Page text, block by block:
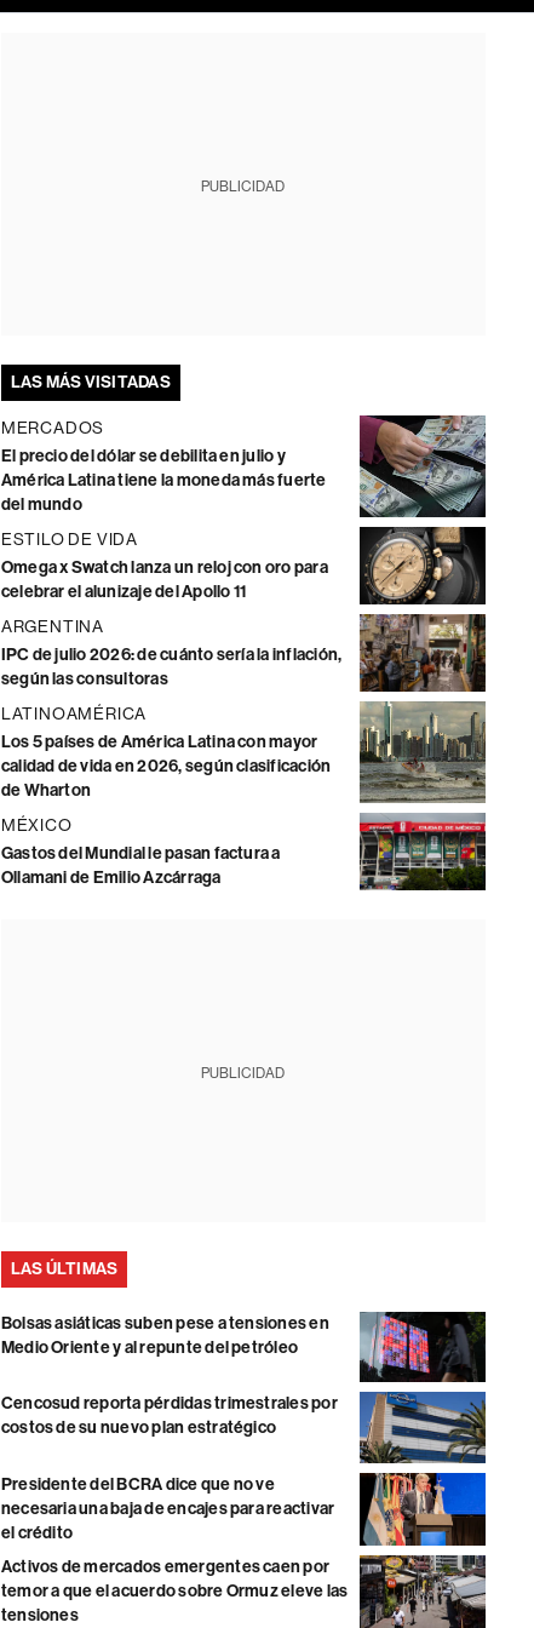
PUBLICIDAD
LAS MÁS VISITADAS
MERCADOS
El precio del dólar se debilita en julio y
América Latina tiene la moneda más fuerte
del mundo
ESTILO DE VIDA
Omega x Swatch lanza un reloj con oro para
celebrar el alunizaje del Apollo 11
ARGENTINA
IPC de julio 2026: de cuánto sería la inflación,
según las consultoras
LATINOAMÉRICA
Los 5 países de América Latina con mayor
calidad de vida en 2026, según clasificación
de Wharton
MÉXICO
Gastos del Mundial le pasan factura a
Ollamani de Emilio Azcárraga
PUBLICIDAD
LAS ÚLTIMAS
Bolsas asiáticas suben pese a tensiones en
Medio Oriente y al repunte del petróleo
Cencosud reporta pérdidas trimestrales por
costos de su nuevo plan estratégico
Presidente del BCRA dice que no ve
necesaria una baja de encajes para reactivar
el crédito
Activos de mercados emergentes caen por
temor a que el acuerdo sobre Ormuz eleve las
tensiones